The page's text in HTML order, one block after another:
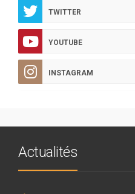
TWITTER
YOUTUBE
INSTAGRAM
Actualités